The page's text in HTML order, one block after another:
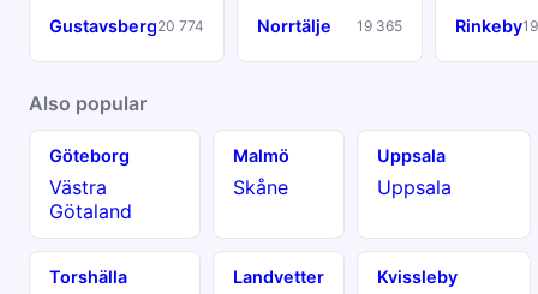
Gustavsberg20 774 Norrtälje 19 365 Rinkeby
Also popular
Göteborg
Västra
Götaland
Malmö
Skåne
Uppsala
Uppsala
Torshälla Landvetter Kvissleby